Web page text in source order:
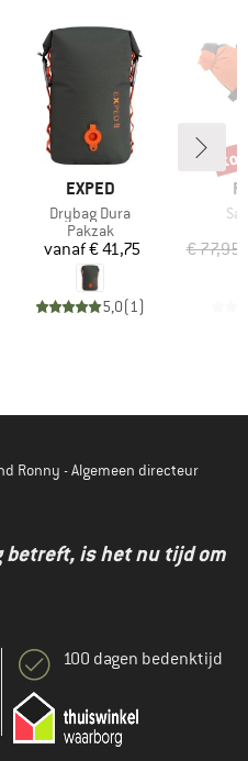
MERK
EXPED
Artikel
Drybag Dura
Productgroep
Pakzak
Prijs
vanaf€ 41,75
5,0(1)
€ 77,95
Ronny - Algemeen directeur
betreft, is het nu tijd om
100 dagen bedenktijd